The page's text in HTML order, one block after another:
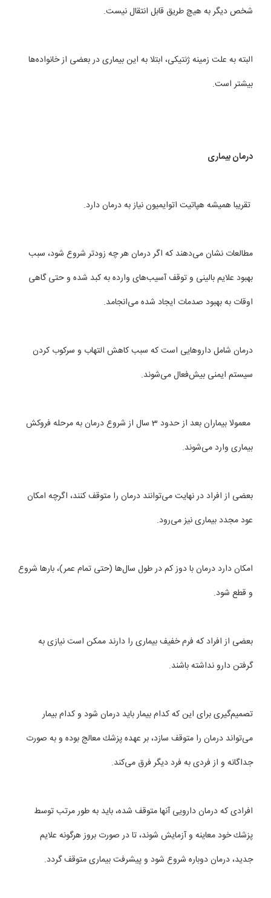
شخص دیگر به هیچ طریق قابل انتقال نیست.
البته به علت زمینه ژنتیكی، ابتلا به این بیماری در بعضی از خانواده‌ها
بیشتر است.
درمان بیماری
تقریبا همیشه هپاتیت اتوایمیون نیاز به درمان دارد.
مطالعات نشان می‌دهند كه اگر درمان هر چه زودتر شروع شود، سبب
بهبود علایم بالینی و توقف آسیب‌های وارده به كبد شده و حتی گاهی
اوقات به بهبود صدمات ایجاد شده می‌انجامد.
درمان شامل داروهایی است كه سبب كاهش التهاب و سركوب كردن
سیستم ایمنی بیش‌فعال می‌شوند.
معمولا بیماران بعد از حدود 3 سال از شروع درمان به مرحله فروكش
بیماری وارد می‌شوند.
بعضی از افراد در نهایت می‌توانند درمان را متوقف كنند، اگرچه امكان
عود مجدد بیماری نیز می‌رود.
امكان دارد درمان با دوز كم در طول سال‌ها (حتی تمام عمر)، بارها شروع
و قطع شود.
بعضی از افراد كه فرم خفیف بیماری را دارند ممكن است نیازی به
گرفتن دارو نداشته باشند.
تصمیم‌گیری برای این که كدام بیمار باید درمان شود و كدام بیمار
می‌تواند درمان را متوقف سازد، بر عهده پزشك معالج بوده و به صورت
جداگانه و از فردی به فرد دیگر فرق می‌‌كند.
افرادی كه درمان دارویی آنها متوقف شده، باید به طور مرتب توسط
پزشك خود معاینه و آزمایش شوند، تا در صورت بروز هرگونه علایم
جدید، درمان دوباره شروع شود و پیشرفت بیماری متوقف گردد.